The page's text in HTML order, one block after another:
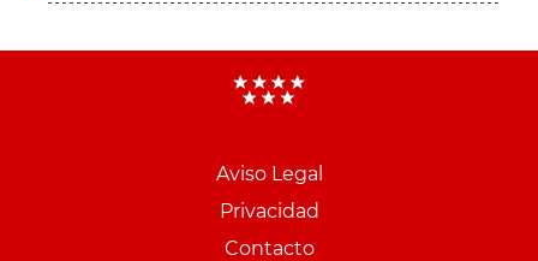
Aviso Legal
Privacidad
Contacto